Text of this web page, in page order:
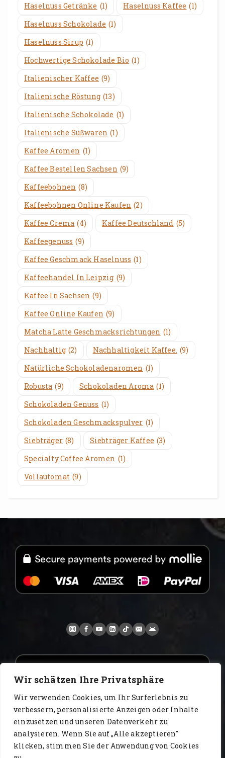
Wir schätzen Ihre Privatsphäre
Wir verwenden Cookies, um Ihr Surferlebnis zu
verbessern, personalisierte Anzeigen oder Inhalte
einzusetzen und unseren Datenverkehr zu
analysieren. Wenn Sie auf „Alle akzeptieren"
klicken, stimmen Sie der Anwendung von Cookies
Haselnuss Getränke (1) Haselnuss Kaffee (1)
Haselnuss Schokolade (1)
Haselnuss Sirup (1)
Hochwertige Schokolade Bio (1)
Italienischer Kaffee (9)
Italienische Röstung (13)
Italienische Schokolade (1)
Italienische Süßwaren (1)
Kaffee Aromen (1)
Kaffee Bestellen Sachsen (9)
Kaffeebohnen (8)
Kaffeebohnen Online Kaufen (2)
Kaffee Crema (4) Kaffee Deutschland (5)
Kaffeegenuss (9)
Kaffee Geschmack Haselnuss (1)
Kaffeehandel In Leipzig (9)
Kaffee In Sachsen (9)
Kaffee Online Kaufen (9)
Matcha Latte Geschmacksrichtungen (1)
Nachhaltig (2) Nachhaltigkeit Kaffee. (9)
Natürliche Schokoladenaromen (1)
Robusta (9) Schokoladen Aroma (1)
Schokoladen Genuss (1)
Schokoladen Geschmackspulver (1)
Siebträger (8) Siebträger Kaffee (3)
Specialty Coffee Aromen (1)
Vollautomat (9)
www.AlbertoIT.com 2026 FoxKaffee Kaffeerösterei